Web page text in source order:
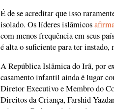
É de se acreditar que isso
isolado. Os líderes islâmicos
com menos frequência em seus
é alta o suficiente para ter instado,
A República Islâmica do Irã, por
casamento infantil ainda é lugar
Diretor Executivo e Membro do
Direitos da Criança, Farshid